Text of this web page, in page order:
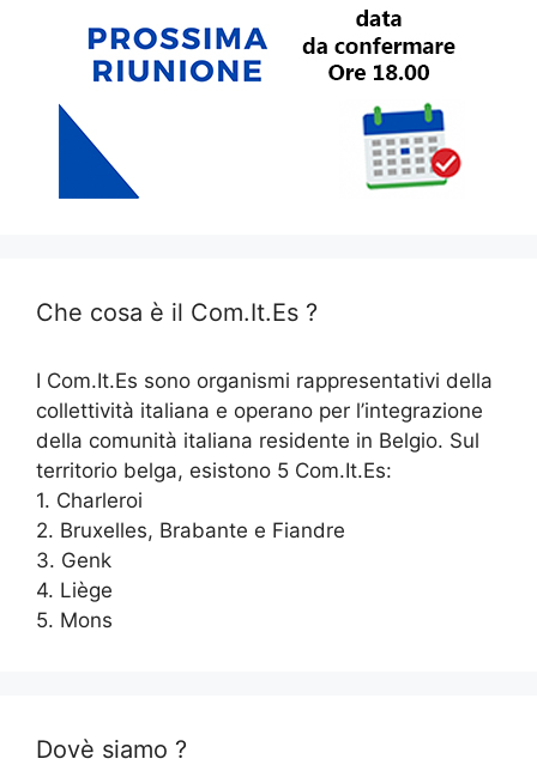
Che cosa è il Com.It.Es ?
I Com.It.Es sono organismi rappresentativi della
collettività italiana e operano per l’integrazione
della comunità italiana residente in Belgio. Sul
territorio belga, esistono 5 Com.It.Es:
1. Charleroi
2. Bruxelles, Brabante e Fiandre
3. Genk
4. Liège
5. Mons
Dovè siamo ?